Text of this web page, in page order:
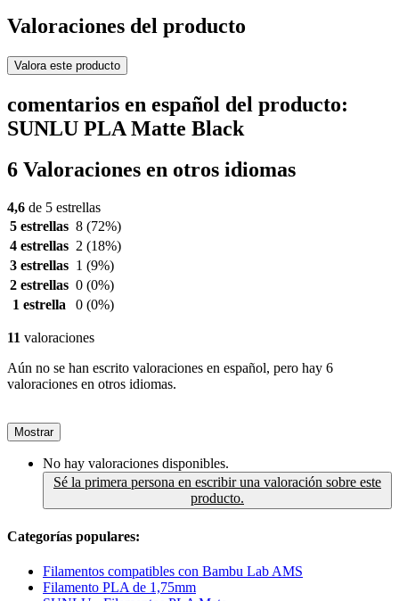
Valoraciones del producto
Valora este producto
comentarios en español del producto:
SUNLU PLA Matte Black
6 Valoraciones en otros idiomas
4,6 de 5 estrellas
5 estrellas 8 (72%)
4 estrellas 2 (18%)
3 estrellas 1 (9%)
2 estrellas 0 (0%)
1 estrella
0 (0%)
11 valoraciones
Aún no se han escrito valoraciones en español, pero hay 6
valoraciones en otros idiomas.
Mostrar
No hay valoraciones disponibles.
Sé la primera persona en escribir una valoración sobre este
producto.
Categorías populares:
Filamentos compatibles con Bambu Lab AMS
Filamento PLA de 1,75mm